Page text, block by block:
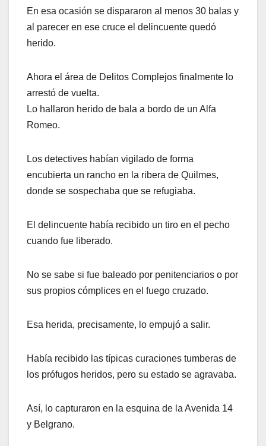
En esa ocasión se dispararon al menos 30 balas y
al parecer en ese cruce el delincuente quedó
herido.
Ahora el área de Delitos Complejos finalmente lo
arrestó de vuelta.
Lo hallaron herido de bala a bordo de un Alfa
Romeo.
Los detectives habían vigilado de forma
encubierta un rancho en la ribera de Quilmes,
donde se sospechaba que se refugiaba.
El delincuente había recibido un tiro en el pecho
cuando fue liberado.
No se sabe si fue baleado por penitenciarios o por
sus propios cómplices en el fuego cruzado.
Esa herida, precisamente, lo empujó a salir.
Había recibido las típicas curaciones tumberas de
los prófugos heridos, pero su estado se agravaba.
Así, lo capturaron en la esquina de la Avenida 14
y Belgrano.